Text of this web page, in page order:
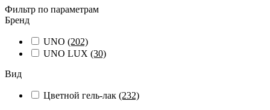
Фильтр по параметрам
Бренд
UNO (202)
UNO LUX (30)
Вид
Цветной гель-лак (232)